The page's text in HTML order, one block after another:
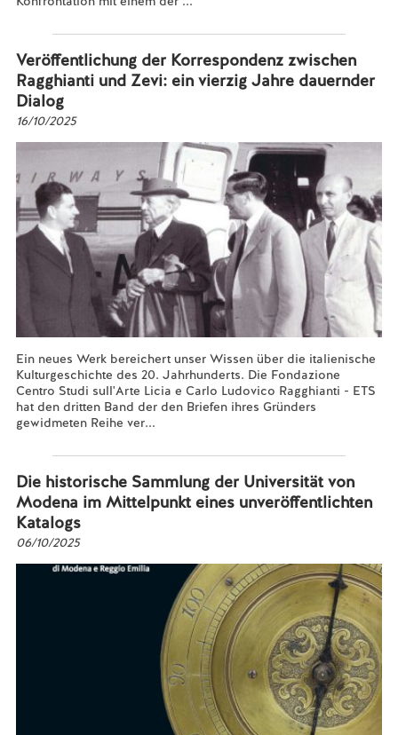
Veröffentlichung der Korrespondenz zwischen
Ragghianti und Zevi: ein vierzig Jahre dauernder
Dialog
16/10/2025
Ein neues Werk bereichert unser Wissen über die italienische
Kulturgeschichte des 20. Jahrhunderts. Die Fondazione
Centro Studi sull'Arte Licia e Carlo Ludovico Ragghianti - ETS
hat den dritten Band der den Briefen ihres Gründers
gewidmeten Reihe ver...
Die historische Sammlung der Universität von
Modena im Mittelpunkt eines unveröffentlichten
Katalogs
06/10/2025